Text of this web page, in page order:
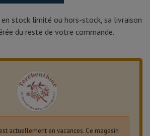
stock limité ou hors-stock, sa livraison
du reste de votre commande.
actuellement en vacances. Ce magasin